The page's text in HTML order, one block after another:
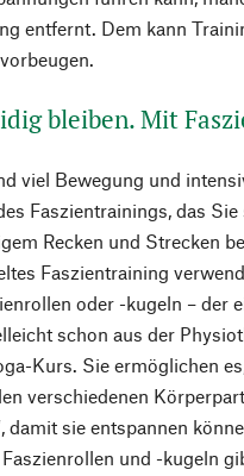
entfernt. Dem kann
bleiben. Mit
viel Bewegung und
Faszientrainings, das
Recken und Strecken
Faszientraining
oder -kugeln – der
schon aus der
Kurs. Sie ermöglichen
verschiedenen
damit sie entspannen
und -kugeln